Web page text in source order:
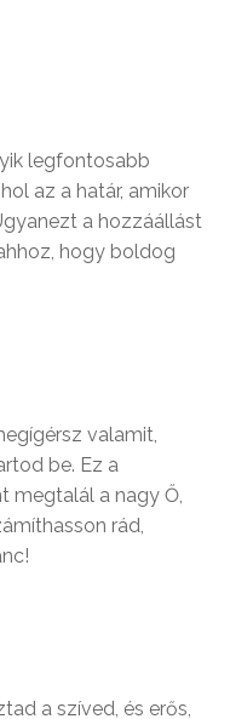
legfontosabb
az a határ, amikor
a hozzáállást
hogy boldog
valamit,
be. Ez a
megtalál a nagy Ő,
rád,
a szíved, és erős,